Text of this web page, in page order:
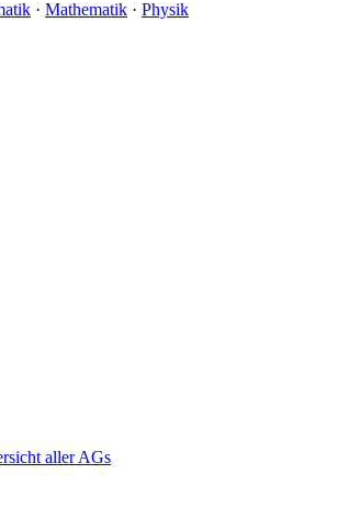
· Mathematik · Physik
aller AGs